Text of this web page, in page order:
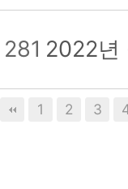
281 2022년
1 2 3